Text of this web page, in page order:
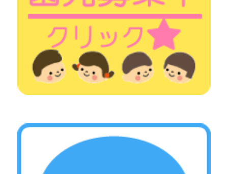
午後から来る本物の鬼さん相手にも皆頑張れるか
その前に、みんなの大好きなおやつの時間です。
今回の行事のおやつは、節分にちなんで恵方巻クレ
クレープ生地にホイップを乗せ、フルーツを乗せて
から巻くと完成です